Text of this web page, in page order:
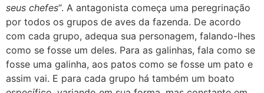
seus chefes“. A antagonista começa uma peregrinação
por todos os grupos de aves da fazenda. De acordo
com cada grupo, adequa sua personagem, falando-lhes
como se fosse um deles. Para as galinhas, fala como se
fosse uma galinha, aos patos como se fosse um pato e
assim vai. E para cada grupo há também um boato